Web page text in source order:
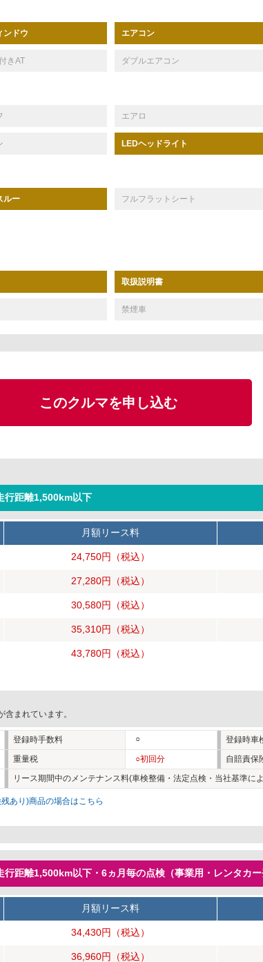
ンドウ エアコン
きAT ダブルエアコン
エアロ
LEDヘッドライト
ルー フルフラットシート
取扱説明書
禁煙車
このクルマを申し込む
距離1,500km以下
月額リース料
24,750円 （税込）
27,280円 （税込）
30,580円 （税込）
35,310円 （税込）
43,780円 （税込）
含まれています。
登録時手数料 ○ 登録時車
重量税 ○初回分 自賠責保
リース期間中のメンテナンス料(車検整備・法定点検・当社基準に
あり)商品の場合はこちら
距離1,500km以下・6ヵ月毎の点検（事業用・レンタカー
月額リース料
34,430円 （税込）
36,960円 （税込）